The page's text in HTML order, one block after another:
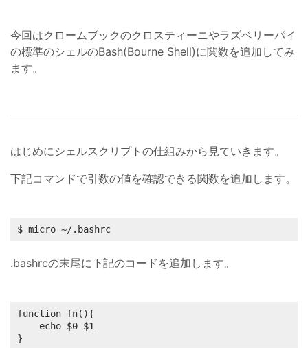
今回はクロームブックのクロスティーニやラズベリーパイ
の標準のシェルのBash(Bourne Shell)に関数を追加してみ
ます。
はじめにシェルスクリプトの仕組みから見ていきます。
下記コマンドで引数の値を確認できる関数を追加します。
$ micro ~/.bashrc
.bashrcの末尾に下記のコードを追加します。
function fn(){
}